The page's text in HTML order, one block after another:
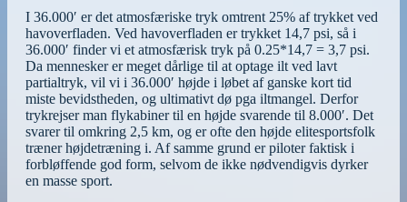
I 36.000′ er det atmosfæriske tryk omtrent 25% af trykket ved
havoverfladen. Ved havoverfladen er trykket 14,7 psi, så i
36.000′ finder vi et atmosfærisk tryk på 0.25*14,7 = 3,7 psi.
Da mennesker er meget dårlige til at optage ilt ved lavt
partialtryk, vil vi i 36.000′ højde i løbet af ganske kort tid
miste bevidstheden, og ultimativt dø pga iltmangel. Derfor
trykrejser man flykabiner til en højde svarende til 8.000′. Det
svarer til omkring 2,5 km, og er ofte den højde elitesportsfolk
træner højdetræning i. Af samme grund er piloter faktisk i
forbløffende god form, selvom de ikke nødvendigvis dyrker
en masse sport.